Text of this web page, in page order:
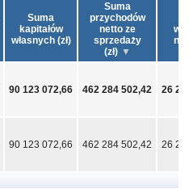
Suma
kapitałów
własnych (zł)
Suma
przychodów
netto ze
sprzedaży
(zł)
90 123 072,66 462 284 502,42 26
90 123 072,66 462 284 502,42 26